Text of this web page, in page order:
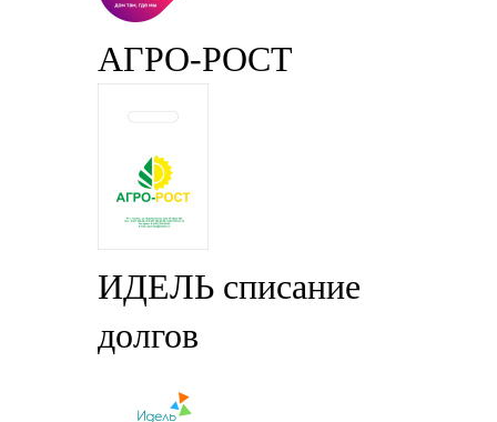
АГРО-РОСТ
ИДЕЛЬ списание
долгов